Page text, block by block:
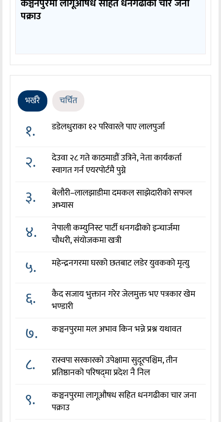
कञ्चनपुरमा लागूऔषध सहित धनगढीका चार जना
पक्राउ
भर्खरै चर्चित
१. डडेलधुराका १२ परिवारले पाए लालपुर्जा
२.
देउवा २८ गते काठमाडौं उत्रिने, नेता कार्यकर्ता
स्वागत गर्न एयरपोर्टमै पुग्ने
३.
बेलौरी–लालझाडीमा दमकल साझेदारीको सफल
अभ्यास
४.
नेपाली कम्युनिस्ट पार्टी धनगढीको इन्चार्जमा
चौधरी, संयोजकमा खत्री
५. महेन्द्रनगरमा घरको छतबाट लडेर युवकको मृत्यु
६.
कैद सजाय भुक्तान गरेर जेलमुक्त भए पत्रकार खेम
भण्डारी
७. कञ्चनपुरमा मल अभाव किन भन्ने प्रश्न यथावत
८.
रास्वपा सरकारको उपेक्षामा सुदूरपश्चिम, तीन
प्रतिष्ठानको परिषद्‌मा प्रदेश नै निल
९.
कञ्चनपुरमा लागूऔषध सहित धनगढीका चार जना
पक्राउ